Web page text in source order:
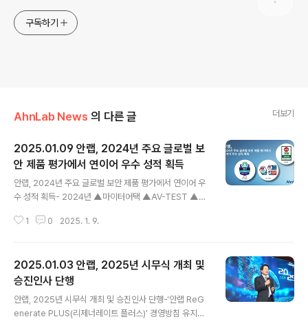
구독하기
AhnLab News 의 다른 글 더보기
2025.01.09 안랩, 2024년 주요 글로벌 보
안 제품 평가에서 연이어 우수 성적 획득
안랩, 2024년 주요 글로벌 보안 제품 평가에서 연이어 우
수 성적 획득- 2024년 ▲마이터어택 ▲AV-TEST ▲V
인증 획득을 달성 안랩(대표 강석균, www.ahnlab.com)
택 평가 엔터프라이즈 부문 라운드 6’ ▲’AV-TEST’ 안드
로이드 및 윈도우(Windows) 부문 ▲’VB100’ 평가 등 다
수의 주요 글로벌 보안 제품 평가에 참여해 높은 탐지율 및
인증 획득을 달성했다 [마이터어택 엔터프라이즈 부문 라
운드 6]안랩은 지난해 미국의 비영리 연구개발 단체 ‘마이
1 0 2025. 1. 9.
2025.01.03 안랩, 2025년 시무식 개최 및
승진인사 단행
안랩, 2025년 시무식 개최 및 승진인사 단행-‘안랩 ReG
enerate PLUS(리제너레이트 플러스)’ 경영방침 유지로